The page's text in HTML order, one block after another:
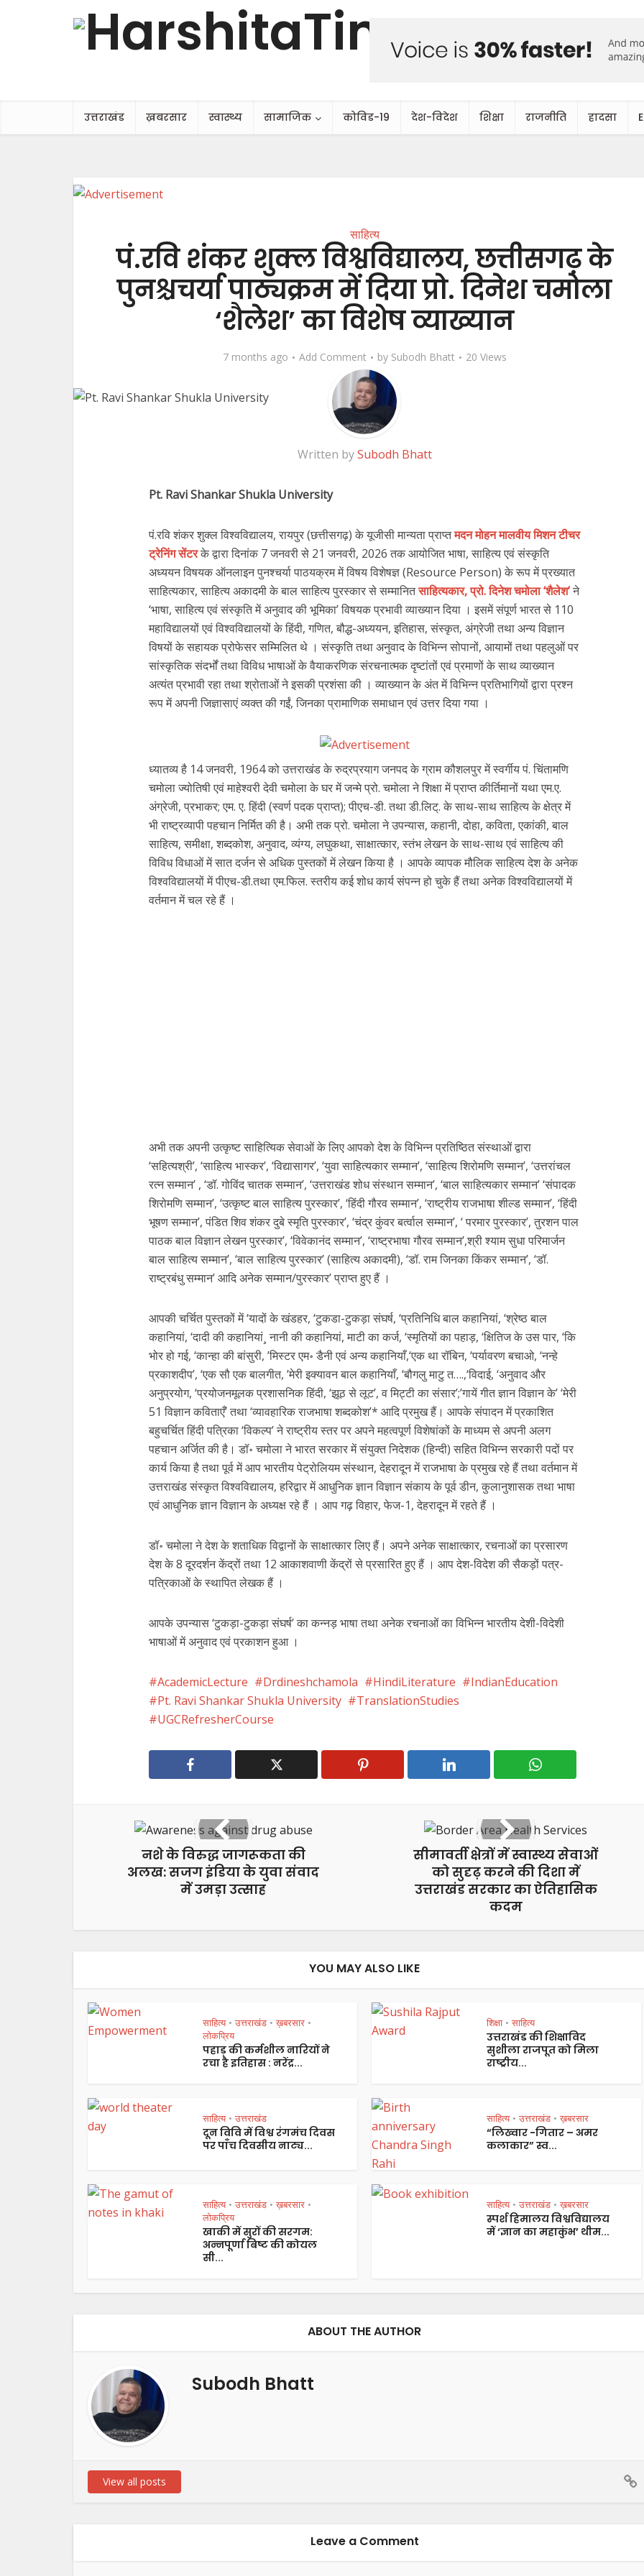
उत्तराखंड ख़बरसार स्वास्थ्य सामाजिक कोविड-19 देश-विदेश शिक्षा राजनीति हादसा
साहित्य
पं.रवि शंकर शुक्ल विश्वविद्यालय, छत्तीसगढ़ के
पुनश्चचर्या पाठ्यक्रम में दिया प्रो. दिनेश चमोला
‘शैलेश’ का विशेष व्याख्यान
7 months ago Add Comment by Subodh Bhatt 20 Views
Written bySubodh Bhatt
Pt. Ravi Shankar Shukla University
पं.रवि शंकर शुक्ल विश्वविद्यालय, रायपुर (छत्तीसगढ़) के यूजीसी मान्यता प्राप्तमदन मोहन मालवीय मिशन टीचर
ट्रेनिंग सेंटरके द्वारा दिनांक 7 जनवरी से 21 जनवरी, 2026 तक आयोजित भाषा, साहित्य एवं संस्कृति
अध्ययन विषयक ऑनलाइन पुनश्चर्या पाठयक्रम में विषय विशेषज्ञ (Resource Person) के रूप में प्रख्यात
साहित्यकार, साहित्य अकादमी के बाल साहित्य पुरस्कार से सम्मानितसाहित्यकार, प्रो. दिनेश चमोला ‘शैलेश’ने
‘भाषा, साहित्य एवं संस्कृति में अनुवाद की भूमिका’ विषयक प्रभावी व्याख्यान दिया । इसमें संपूर्ण भारत से 110
महाविद्यालयों एवं विश्वविद्यालयों के हिंदी, गणित, बौद्ध-अध्ययन, इतिहास, संस्कृत, अंग्रेजी तथा अन्य विज्ञान
विषयों के सहायक प्रोफेसर सम्मिलित थे । संस्कृति तथा अनुवाद के विभिन्न सोपानों, आयामों तथा पहलुओं पर
सांस्कृतिक संदर्भों तथा विविध भाषाओं के वैयाकरणिक संरचनात्मक दृष्टांतों एवं प्रमाणों के साथ व्याख्यान
अत्यंत प्रभावी रहा तथा श्रोताओं ने इसकी प्रशंसा की । व्याख्यान के अंत में विभिन्न प्रतिभागियों द्वारा प्रश्न
रूप में अपनी जिज्ञासाएं व्यक्त की गईं, जिनका प्रामाणिक समाधान एवं उत्तर दिया गया ।
ध्यातव्य है 14 जनवरी, 1964 को उत्तराखंड के रुद्रप्रयाग जनपद के ग्राम कौशलपुर में स्वर्गीय पं. चिंतामणि
चमोला ज्योतिषी एवं माहेश्वरी देवी चमोला के घर में जन्मे प्रो. चमोला ने शिक्षा में प्राप्त कीर्तिमानों यथा एम.ए.
अंग्रेजी, प्रभाकर; एम. ए. हिंदी (स्वर्ण पदक प्राप्त); पीएच-डी. तथा डी.लिट्. के साथ-साथ साहित्य के क्षेत्र में
भी राष्ट्रव्यापी पहचान निर्मित की है। अभी तक प्रो. चमोला ने उपन्यास, कहानी, दोहा, कविता, एकांकी, बाल
साहित्य, समीक्षा, शब्दकोश, अनुवाद, व्यंग्य, लघुकथा, साक्षात्कार, स्तंभ लेखन के साथ-साथ एवं साहित्य की
विविध विधाओं में सात दर्जन से अधिक पुस्तकों में लेखन किया है । आपके व्यापक मौलिक साहित्य देश के अनेक
विश्वविद्यालयों में पीएच-डी.तथा एम.फिल. स्तरीय कई शोध कार्य संपन्न हो चुके हैं तथा अनेक विश्वविद्यालयों में
वर्तमान में चल रहे हैं ।
अभी तक अपनी उत्कृष्ट साहित्यिक सेवाओं के लिए आपको देश के विभिन्न प्रतिष्ठित संस्थाओं द्वारा
‘सहित्यश्री’, ‘साहित्य भास्कर’, ‘विद्यासागर’, ‘युवा साहित्यकार सम्मान’, ‘साहित्य शिरोमणि सम्मान’, ‘उत्तरांचल
रत्न सम्मान’ , ‘डॉ. गोविंद चातक सम्मान’, ‘उत्तराखंड शोध संस्थान सम्मान’, ‘बाल साहित्यकार सम्मान’ ‘संपादक
शिरोमणि सम्मान’, ‘उत्कृष्ट बाल साहित्य पुरस्कार’, ‘हिंदी गौरव सम्मान’, ‘राष्ट्रीय राजभाषा शील्ड सम्मान’, ‘हिंदी
भूषण सम्मान’, पंडित शिव शंकर दुबे स्मृति पुरस्कार’, ‘चंद्र कुंवर बर्त्वाल सम्मान’, ‘ परमार पुरस्कार’, तुरशन पाल
पाठक बाल विज्ञान लेखन पुरस्कार’, ‘विवेकानंद सम्मान’, ‘राष्ट्रभाषा गौरव सम्मान’,श्री श्याम सुधा परिमार्जन
बाल साहित्य सम्मान’, ‘बाल साहित्य पुरस्कार’ (साहित्य अकादमी), ‘डॉ. राम जिनका किंकर सम्मान’, ‘डॉ.
राष्ट्रबंधु सम्मान’ आदि अनेक सम्मान/पुरस्कार’ प्राप्त हुए हैं ।
आपकी चर्चित पुस्तकों में ‘यादों के खंडहर, ‘टुकडा-टुकड़ा संघर्ष, ‘प्रतिनिधि बाल कहानियां, ‘श्रेष्ठ बाल
कहानियां, ‘दादी की कहानियां¸ नानी की कहानियां, माटी का कर्ज, ‘स्मृतियों का पहाड़, ‘क्षितिज के उस पार, ‘कि
भोर हो गई, ‘कान्हा की बांसुरी, ’मिस्टर एम॰ डैनी एवं अन्य कहानियाँ,‘एक था रॉबिन, ‘पर्यावरण बचाओ, ‘नन्हे
प्रकाशदीप’, ‘एक सौ एक बालगीत, ’मेरी इक्यावन बाल कहानियाँ, ‘बौगलु माटु त….,‘विदाई, ‘अनुवाद और
अनुप्रयोग, ‘प्रयोजनमूलक प्रशासनिक हिंदी, ‘झूठ से लूट’, व मिट्टी का संसार’;’गायें गीत ज्ञान विज्ञान के’ ‘मेरी
51 विज्ञान कविताएँ’ तथा ‘व्यावहारिक राजभाषा शब्दकोश’* आदि प्रमुख हैं। आपके संपादन में प्रकाशित
बहुचर्चित हिंदी पत्रिका ‘विकल्प’ ने राष्ट्रीय स्तर पर अपने महत्वपूर्ण विशेषांकों के माध्यम से अपनी अलग
पहचान अर्जित की है। डॉ॰ चमोला ने भारत सरकार में संयुक्त निदेशक (हिन्दी) सहित विभिन्न सरकारी पदों पर
कार्य किया है तथा पूर्व में आप भारतीय पेट्रोलियम संस्थान, देहरादून में राजभाषा के प्रमुख रहे हैं तथा वर्तमान में
उत्तराखंड संस्कृत विश्वविद्यालय, हरिद्वार में आधुनिक ज्ञान विज्ञान संकाय के पूर्व डीन, कुलानुशासक तथा भाषा
एवं आधुनिक ज्ञान विज्ञान के अध्यक्ष रहे हैं । आप गढ़ विहार, फेज-1, देहरादून में रहते हैं ।
डॉ॰ चमोला ने देश के शताधिक विद्वानों के साक्षात्कार लिए हैं। अपने अनेक साक्षात्कार, रचनाओं का प्रसारण
देश के 8 दूरदर्शन केंद्रों तथा 12 आकाशवाणी केंद्रों से प्रसारित हुए हैं । आप देश-विदेश की सैकड़ों पत्र-
पत्रिकाओं के स्थापित लेखक हैं ।
आपके उपन्यास ‘टुकड़ा-टुकड़ा संघर्ष’ का कन्नड़ भाषा तथा अनेक रचनाओं का विभिन्न भारतीय देशी-विदेशी
भाषाओं में अनुवाद एवं प्रकाशन हुआ ।
AcademicLecture Drdineshchamola HindiLiterature
IndianEducation
Pt. Ravi Shankar Shukla University
TranslationStudies
UGCRefresherCourse
नशे के विरुद्ध जागरूकता की
अलख: सजग इंडिया के युवा संवाद
में उमड़ा उत्साह
सीमावर्ती क्षेत्रों में स्वास्थ्य सेवाओं
को सुदृढ़ करने की दिशा में
उत्तराखंड सरकार का ऐतिहासिक
कदम
YOU MAY ALSO LIKE
साहित्य • उत्तराखंड • ख़बरसार •
लोकप्रिय
पहाड़ की कर्मशील नारियों ने
रचा है इतिहास : नरेंद्र...
शिक्षा • साहित्य
उत्तराखंड की शिक्षाविद
सुशीला राजपूत को मिला
राष्ट्रीय...
साहित्य • उत्तराखंड
दून विवि में विश्व रंगमंच दिवस
पर पाँच दिवसीय नाट्य...
साहित्य • उत्तराखंड • ख़बरसार
“लिख्वार -गितार – अमर
कलाकार” स्व...
साहित्य • उत्तराखंड • ख़बरसार •
लोकप्रिय
खाकी में सुरों की सरगम:
अन्नपूर्णा बिष्ट की कोयल
सी...
साहित्य • उत्तराखंड • ख़बरसार
स्पर्श हिमालय विश्वविद्यालय
में ‘ज्ञान का महाकुंभ’ थीम...
ABOUT THE AUTHOR
Subodh Bhatt
View all posts
Leave a Comment